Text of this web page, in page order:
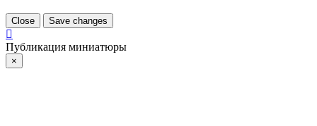
Close Save changes
Публикация миниатюры
×